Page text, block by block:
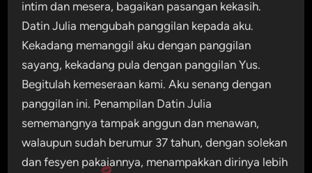
intim dan mesera, bagaikan pasangan kekasih.
Datin Julia mengubah panggilan kepada aku.
Kekadang memanggil aku dengan panggilan
sayang, kekadang pula dengan panggilan Yus.
Begitulah kemeseraan kami. Aku senang dengan
panggilan ini. Penampilan Datin Julia
sememangnya tampak anggun dan menawan,
walaupun sudah berumur 37 tahun, dengan solekan
dan fesyen pakaiannya, menampakkan dirinya lebih